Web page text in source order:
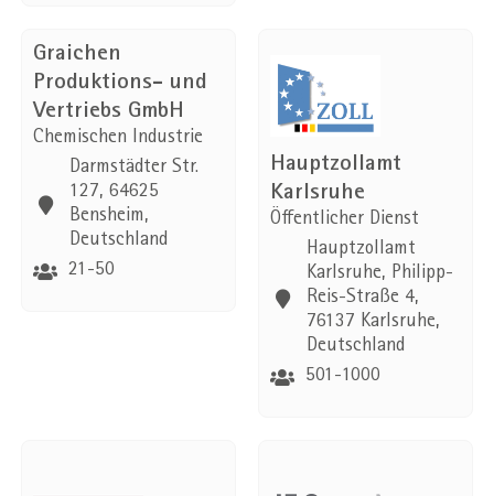
Graichen
Produktions- und
Vertriebs GmbH
Chemischen Industrie
Darmstädter Str.
127, 64625
Bensheim,
Deutschland
21-50
Hauptzollamt
Karlsruhe
Öffentlicher Dienst
Hauptzollamt
Karlsruhe, Philipp-
Reis-Straße 4,
76137 Karlsruhe,
Deutschland
501-1000